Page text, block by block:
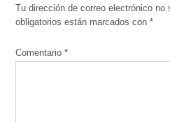
Tu dirección de correo electrónico no
obligatorios están marcados con*
Comentario*